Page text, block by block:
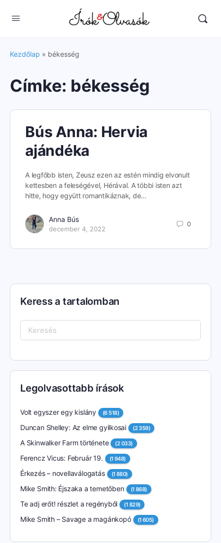
Kezdőlap » békesség
Címke: békesség
Bús Anna: Hervia
ajándéka
A legfőbb isten, Zeusz ezen az estén mindig elvonult
kettesben a feleségével, Hérával. A többi isten azt
hitte, hogy együtt romantikáznak, de…
Anna Bús
december 4, 2022
0
Keress a tartalomban
Keresés:
Legolvasottabb írások
Volt egyszer egy kislány (6 518)
Duncan Shelley: Az elme gyilkosai (2 359)
A Skinwalker Farm története (2 033)
Ferencz Vicus: Február 19. (1 948)
Érkezés – novellaválogatás (1 880)
Mike Smith: Éjszaka a temetőben (1 868)
Te adj erőt! részlet a regényből (1 829)
Mike Smith – Savage a magánkopó (1 605)